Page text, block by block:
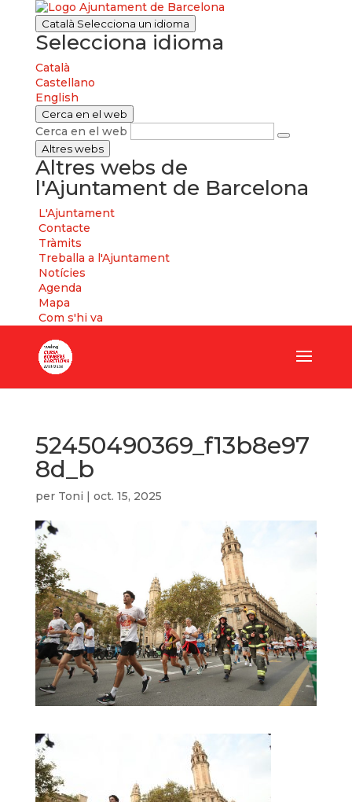
Català Selecciona un idioma
Selecciona idioma
Català
Castellano
English
Cerca en el web
Cerca en el web
Altres webs
Altres webs de
l'Ajuntament de Barcelona
L'Ajuntament
Contacte
Tràmits
Treballa a l'Ajuntament
Notícies
Agenda
Mapa
Com s'hi va
52450490369_f13b8e97
8d_b
per Toni | oct. 15, 2025